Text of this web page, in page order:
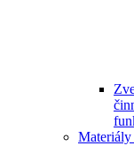
Materiály